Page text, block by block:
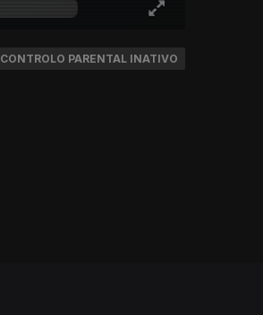
CONTROLO PARENTAL INATIVO